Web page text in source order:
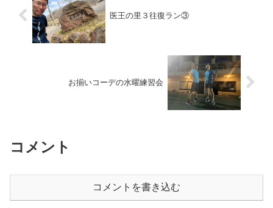
医王の里３往復ラン③
お揃いコーデの水曜練習会
コメント
コメントを書き込む